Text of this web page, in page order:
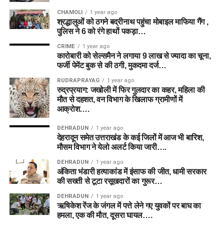
CHAMOLI 1 year ago
श्रद्धालुओं को ठगने बद्रीनाथ पहुंचा मोबाइल माफिया गैंग ,
पुलिस ने 6 को रंगे हाथों पकड़ा…
CRIME 1 year ago
कारोबारी को सेल्समैन ने लगाया 9 लाख से ज्यादा का चूना,
फर्जी पेमेंट बुक से की ठगी, मुकदमा दर्ज…
RUDRAPRAYAG 1 year ago
रुद्रप्रयाग: जखोली में फिर गुलदार का कहर, महिला की
मौत से दहशत, वन विभाग के खिलाफ ग्रामीणों में
आक्रोश….
DEHRADUN 1 year ago
देहरादून समेत उत्तराखंड के कई जिलों में आज भी बारिश,
मौसम विभाग ने येलो अलर्ट किया जारी….
DEHRADUN 1 year ago
अंकिता भंडारी हत्याकांड में इंसाफ की जीत, धामी सरकार
की सख्ती से टूटा रसूखदारों का गुरूर…
DEHRADUN 1 year ago
ऋषिकेश रेंज के जंगल में पत्ते लेने गए युवकों पर बाघ का
हमला, एक की मौत, दूसरा घायल….